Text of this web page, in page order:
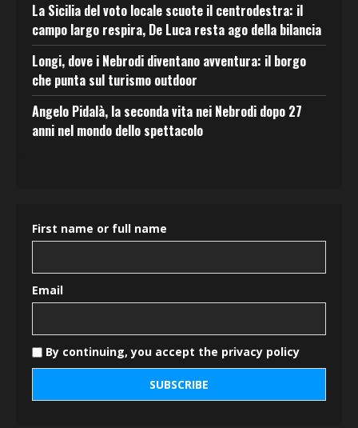
La Sicilia del voto locale scuote il centrodestra: il
campo largo respira, De Luca resta ago della bilancia
Longi, dove i Nebrodi diventano avventura: il borgo
che punta sul turismo outdoor
Angelo Pidalà, la seconda vita nei Nebrodi dopo 27
anni nel mondo dello spettacolo
First name or full name
Email
By continuing, you accept the privacy policy